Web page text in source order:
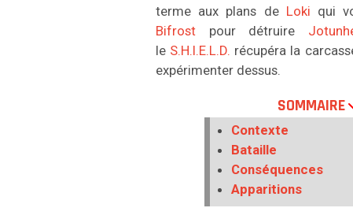
terme aux plans de Loki qui
Bifrost pour détruire
le S.H.I.E.L.D. récupéra la
expérimenter dessus.
SOMMAIRE
Contexte
Bataille
Conséquences
Apparitions